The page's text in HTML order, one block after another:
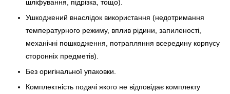
шліфування, підрізка, тощо).
Ушкоджений внаслідок використання (недотримання
температурного режиму, вплив рідини, запиленості,
механічні пошкодження, потрапляння всередину корпусу
сторонніх предметів).
Без оригінальної упаковки.
Комплектність подачі якого не відповідає комплекту